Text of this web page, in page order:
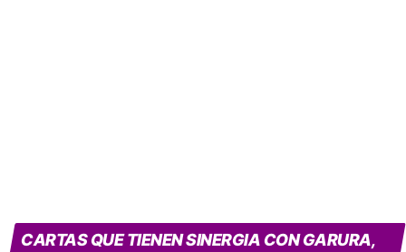
CARTAS QUE TIENEN SINERGIA CON GARURA,